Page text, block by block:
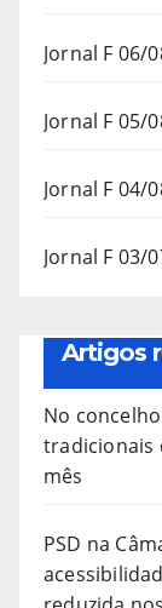
Jornal F 06/
Jornal F 05/
Jornal F 04/
Jornal F 03/
Artigos
No
tradicionais
mês
PSD na